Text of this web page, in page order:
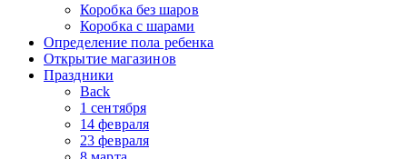
Коробка без шаров
Коробка с шарами
Определение пола ребенка
Открытие магазинов
Праздники
Back
1 сентября
14 февраля
23 февраля